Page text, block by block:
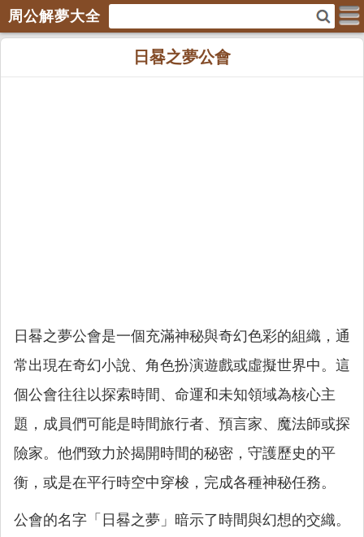
周公解夢大全
日晷之夢公會
日晷之夢公會是一個充滿神秘與奇幻色彩的組織，通
常出現在奇幻小說、角色扮演遊戲或虛擬世界中。這
個公會往往以探索時間、命運和未知領域為核心主
題，成員們可能是時間旅行者、預言家、魔法師或探
險家。他們致力於揭開時間的秘密，守護歷史的平
衡，或是在平行時空中穿梭，完成各種神秘任務。
公會的名字「日晷之夢」暗示了時間與幻想的交織。